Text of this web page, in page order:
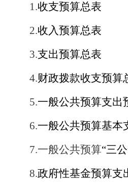
1.收支预算总表
2.收入预算总表
3.支出预算总表
4.财政拨款收支预算
5.一般公共预算支出
6.一般公共预算基本
7.一般公共预算“三公
8.政府性基金预算支